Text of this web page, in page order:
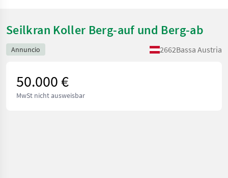
Seilkran Koller Berg-auf und Berg-ab
Annuncio 2662Bassa Austria
50.000 €
MwSt nicht ausweisbar